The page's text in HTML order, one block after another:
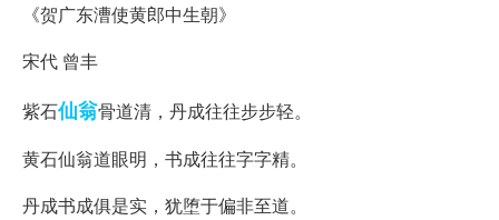
《贺广东漕使黄郎中生朝》
宋代 曾丰
紫石仙翁骨道清，丹成往往步步轻。
黄石仙翁道眼明，书成往往字字精。
丹成书成俱是实，犹堕于偏非至道。